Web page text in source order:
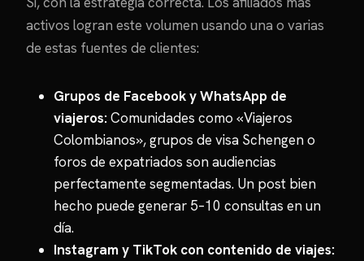
activos logran este volumen usando una o varias
de estas fuentes de clientes:
Grupos de Facebook y WhatsApp de
viajeros:Comunidades como «Viajeros
Colombianos», grupos de visa Schengen o
foros de expatriados son audiencias
perfectamente segmentadas. Un post bien
hecho puede generar 5–10 consultas en un
día.
Instagram y TikTok con contenido de viajes: